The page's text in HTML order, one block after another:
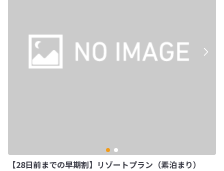
【28日前までの早期割】リゾートプラン（素泊まり）